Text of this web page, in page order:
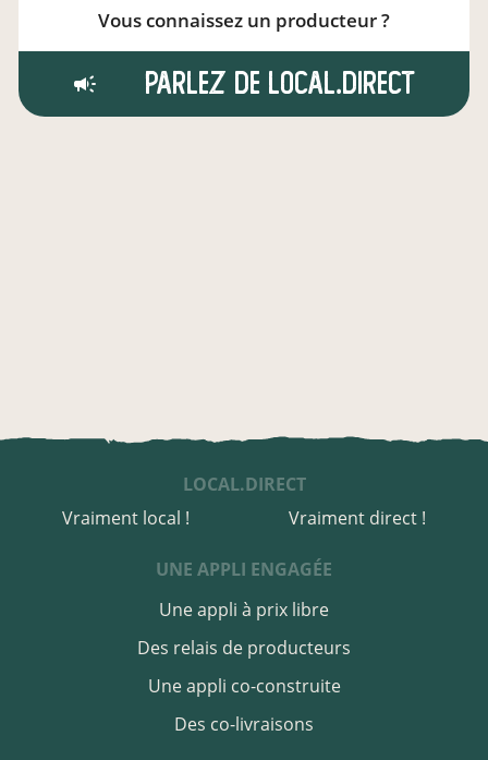
Vous connaissez un producteur ?
Parlez de local.direct
LOCAL.DIRECT
Vraiment local !
Vraiment direct !
UNE APPLI ENGAGÉE
Une appli à prix libre
Des relais de producteurs
Des co-livraisons
Une appli co-construite